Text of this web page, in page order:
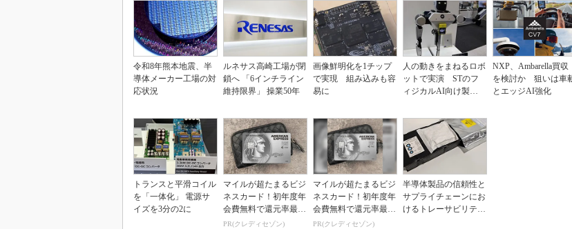
令和8年熊本地震、半
導体メーカー工場の対
応状況
ルネサス高崎工場が閉
鎖へ 「6インチライン
維持限界」 操業50年
画像鮮明化を1チップ
で実現 組み込みも容
易に
人の動きをまねるロボ
ットで実演 STのフ
ィジカルAI向け製品
NXP、Ambarella買収
を検討か 狙いは車
とエッジAI強化
トランスと平滑コイル
を「一体化」 電源サ
イズを3分の2に
マイルが超たまるビジ
ネスカード！初年度年
会費無料で還元率最大
1.125%
PR(クレディセゾン)
マイルが超たまるビジ
ネスカード！初年度年
会費無料で還元率最大
1.125%
PR(クレディセゾン)
半導体製品の信頼性と
サプライチェーンにお
けるトレーサビリティ